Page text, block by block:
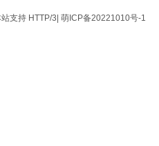
站支持 HTTP/3|萌ICP备20221010号-1